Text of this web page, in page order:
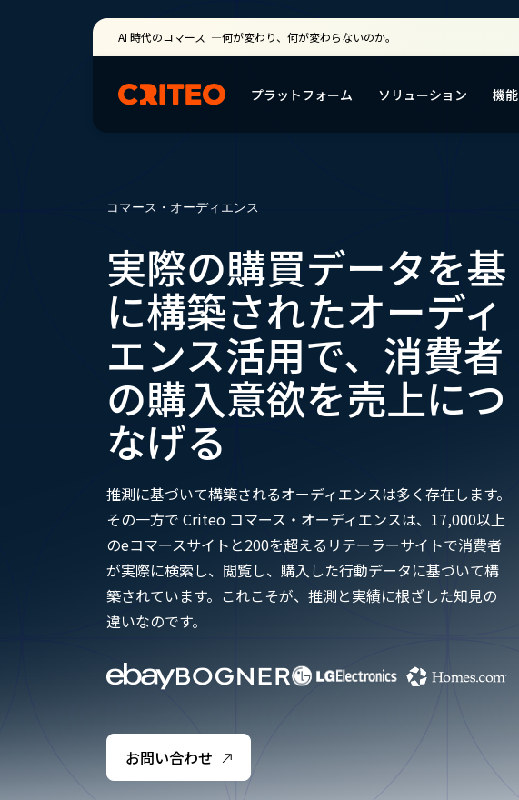
AI 時代のコマース ―何が変わり、何が変わらないのか。
プラットフォーム ソリューション 機能
コマース・オーディエンス
実際の購買データを基
に構築されたオーディ
エンス活用で、消費者
の購入意欲を売上につ
なげる
推測に基づいて構築されるオーディエンスは多く存在します。
その一方で Criteo コマース・オーディエンスは、17,000以上
のeコマースサイトと200を超えるリテーラーサイトで消費者
が実際に検索し、閲覧し、購入した行動データに基づいて構
築されています。これこそが、推測と実績に根ざした知見の
違いなのです。
お問い合わせ